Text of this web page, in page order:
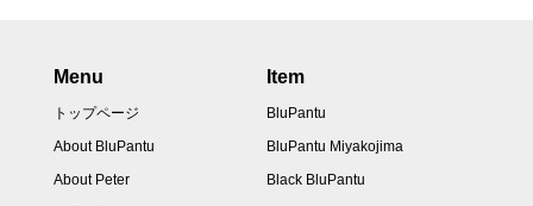
Menu
トップページ
About BluPantu
About Peter
Item
BluPantu
BluPantu Miyakojima
Black BluPantu